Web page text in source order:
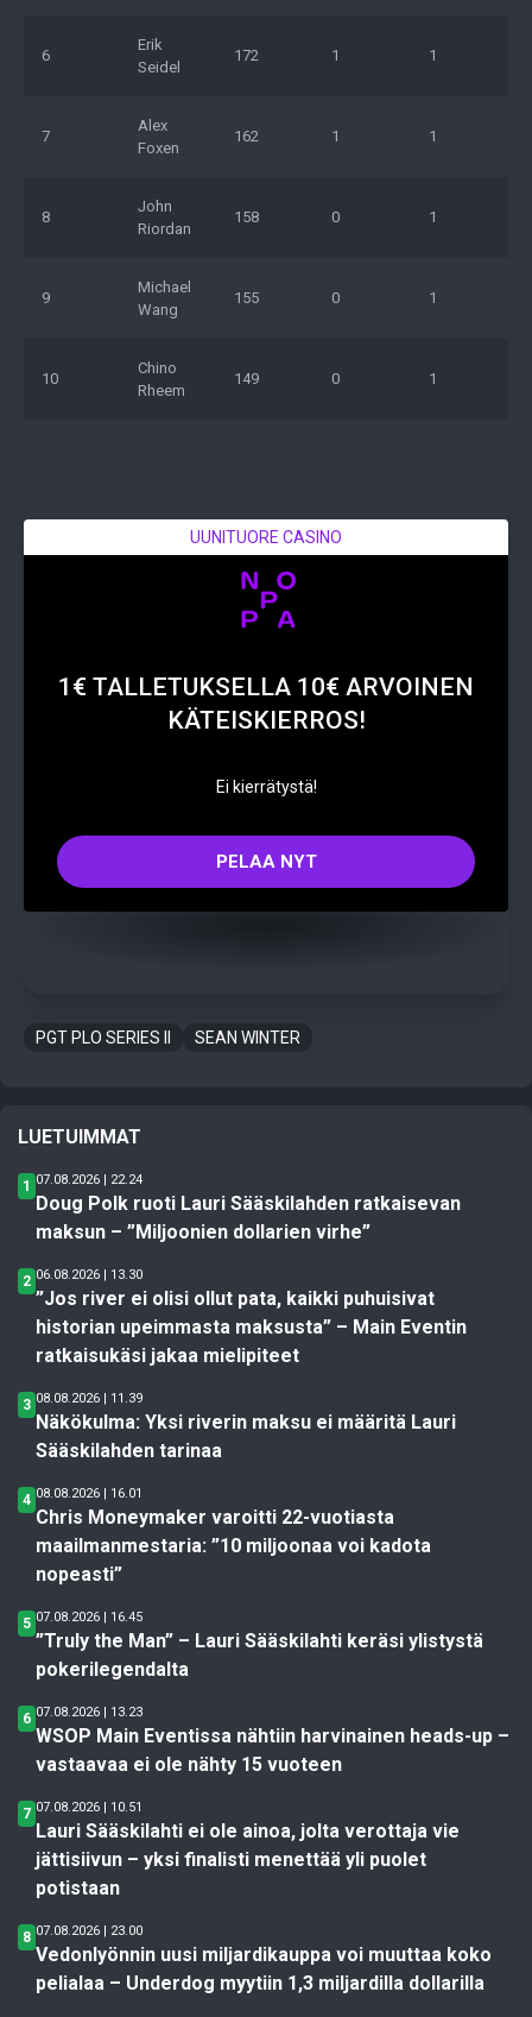
6
Erik
Seidel
172 1 1
7
Alex
Foxen
162 1 1
8
John
Riordan
158 0 1
9
Michael
Wang
155 0 1
10
Chino
Rheem
149 0 1
UUNITUORE CASINO
1€ TALLETUKSELLA 10€ ARVOINEN
KÄTEISKIERROS!
Ei kierrätystä!
PELAA NYT
PGT PLO SERIES II SEAN WINTER
LUETUIMMAT
1 07.08.2026 | 22.24
Doug Polk ruoti Lauri Sääskilahden ratkaisevan
maksun – ”Miljoonien dollarien virhe”
2 06.08.2026 | 13.30
”Jos river ei olisi ollut pata, kaikki puhuisivat
historian upeimmasta maksusta” – Main Eventin
ratkaisukäsi jakaa mielipiteet
3 08.08.2026 | 11.39
Näkökulma: Yksi riverin maksu ei määritä Lauri
Sääskilahden tarinaa
4 08.08.2026 | 16.01
Chris Moneymaker varoitti 22-vuotiasta
maailmanmestaria: ”10 miljoonaa voi kadota
nopeasti”
5 07.08.2026 | 16.45
”Truly the Man” – Lauri Sääskilahti keräsi ylistystä
pokerilegendalta
6 07.08.2026 | 13.23
WSOP Main Eventissa nähtiin harvinainen heads-up –
vastaavaa ei ole nähty 15 vuoteen
7 07.08.2026 | 10.51
Lauri Sääskilahti ei ole ainoa, jolta verottaja vie
jättisiivun – yksi finalisti menettää yli puolet
potistaan
8 07.08.2026 | 23.00
Vedonlyönnin uusi miljardikauppa voi muuttaa koko
pelialaa – Underdog myytiin 1,3 miljardilla dollarilla